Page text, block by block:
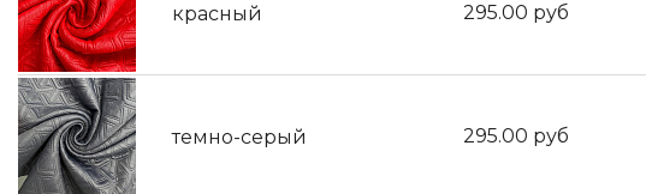
красный 295.00 руб
темно-серый 295.00 руб